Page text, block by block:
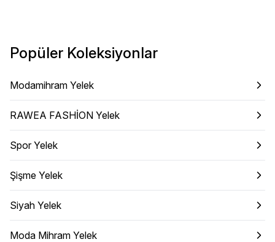
Popüler Koleksiyonlar
Modamihram Yelek
RAWEA FASHİON Yelek
Spor Yelek
Şişme Yelek
Siyah Yelek
Moda Mihram Yelek